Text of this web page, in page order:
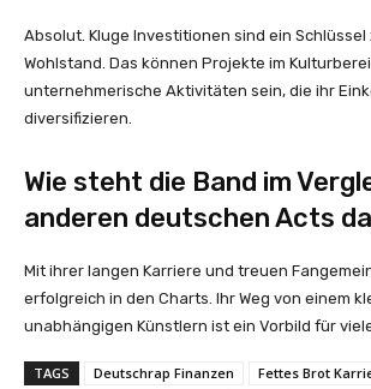
Absolut. Kluge Investitionen sind ein
Wohlstand. Das können Projekte im
unternehmerische Aktivitäten sein, die ihr
diversifizieren.
Wie steht die Band im
anderen deutschen Acts
Mit ihrer langen Karriere und treuen
erfolgreich in den Charts. Ihr Weg von einem
unabhängigen Künstlern ist ein Vorbild für
TAGS Deutschrap Finanzen
Fettes Brot